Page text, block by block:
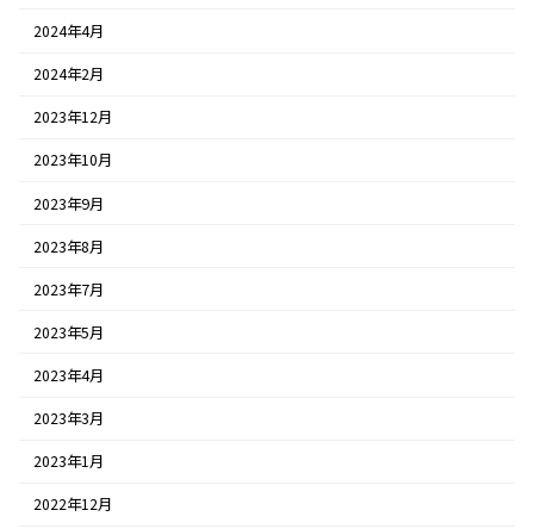
2024年4月
2024年2月
2023年12月
2023年10月
2023年9月
2023年8月
2023年7月
2023年5月
2023年4月
2023年3月
2023年1月
2022年12月